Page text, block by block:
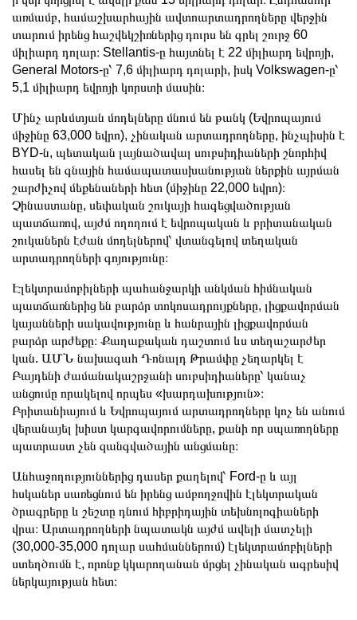
առմամբ, համաշխարհային ավտոարտադրողները վերջին
տարում իրենց հաշվեկշիռներից դուրս են գրել շուրջ 60
միլիարդ դոլար։ Stellantis-ը հայտնել է 22 միլիարդ եվրոյի,
General Motors-ը՝ 7,6 միլիարդ դոլարի, իսկ Volkswagen-ը՝
5,1 միլիարդ եվրոյի կորստի մասին։
Մինչ արևմտյան մոդելները մնում են թանկ (Եվրոպայում
միջինը 63,000 եվրո), չինական արտադրողները, ինչպիսին է
BYD-ն, պետական լայնածավալ սուբսիդիաների շնորհիվ
հասել են գնային համապատասխանության ներքին այրման
շարժիչով մեքենաների հետ (միջինը 22,000 եվրո)։
Չինաստանը, սեփական շուկայի հագեցվածության
պատճառով, այժմ ողողում է եվրոպական և բրիտանական
շուկաներն էժան մոդելներով՝ վտանգելով տեղական
արտադրողների գոյությունը։
Էլեկտրամոբիլների պահանջարկի անկման հիմնական
պատճառներից են բարձր տոկոսադրույքները, լիցքավորման
կայանների սակավությունը և հանրային լիցքավորման
բարձր արժեքը։ Քաղաքական դաշտում ևս տեղաշարժեր
կան. ԱՄՆ նախագահ Դոնալդ Թրամփը չեղարկել է
Բայդենի ժամանակաշրջանի սուբսիդիաները՝ կանաչ
անցումը որակելով որպես «խարդախություն»։
Բրիտանիայում և Եվրոպայում արտադրողները կոչ են անում
վերանայել խիստ կարգավորումները, քանի որ սպառողները
պատրաստ չեն զանգվածային անցմանը։
Անհաջողություններից դասեր քաղելով՝ Ford-ը և այլ
հսկաներ սառեցնում են իրենց ամբողջովին էլեկտրական
ծրագրերը և շեշտը դնում հիբրիդային տեխնոլոգիաների
վրա։ Արտադրողների նպատակն այժմ ավելի մատչելի
(30,000-35,000 դոլար սահմաններում) էլեկտրամոբիլների
ստեղծումն է, որոնք կկարողանան մրցել չինական ագրեսիվ
ներկայության հետ։